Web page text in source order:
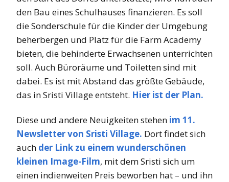
den Bau eines Schulhauses finanzieren. Es soll
die Sonderschule für die Kinder der Umgebung
beherbergen und Platz für die Farm Academy
bieten, die behinderte Erwachsenen unterrichten
soll. Auch Büroräume und Toiletten sind mit
dabei. Es ist mit Abstand das größte Gebäude,
das in Sristi Village entsteht. Hier ist der Plan.
Diese und andere Neuigkeiten stehen im 11.
Newsletter von Sristi Village. Dort findet sich
auch der Link zu einem wunderschönen
kleinen Image-Film, mit dem Sristi sich um
einen indienweiten Preis beworben hat – und ihn